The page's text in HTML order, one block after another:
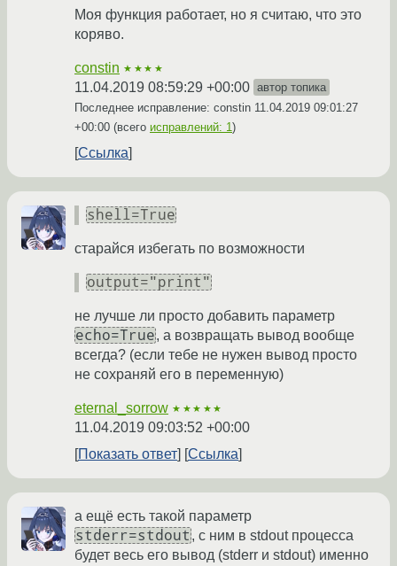
Моя функция работает, но я считаю, что это
коряво.
constin ★★★★
11.04.2019 08:59:29 +00:00 автор топика
Последнее исправление: constin 11.04.2019 09:01:27
+00:00 (всего исправлений: 1)
Ссылка
shell=True
старайся избегать по возможности
output="print"
не лучше ли просто добавить параметр
echo=True, а возвращать вывод вообще
всегда? (если тебе не нужен вывод просто
не сохраняй его в переменную)
eternal_sorrow ★★★★★
11.04.2019 09:03:52 +00:00
Показать ответ
Ссылка
а ещё есть такой параметр
stderr=stdout , с ним в stdout процесса
будет весь его вывод (stderr и stdout) именно